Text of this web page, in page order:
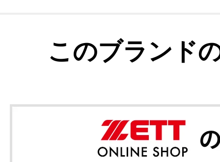
このブランド